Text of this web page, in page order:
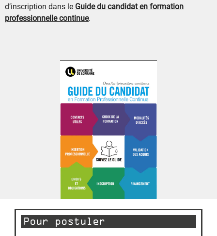
d’inscription dans le Guide du candidat en formation
professionnelle continue.
Pour postuler